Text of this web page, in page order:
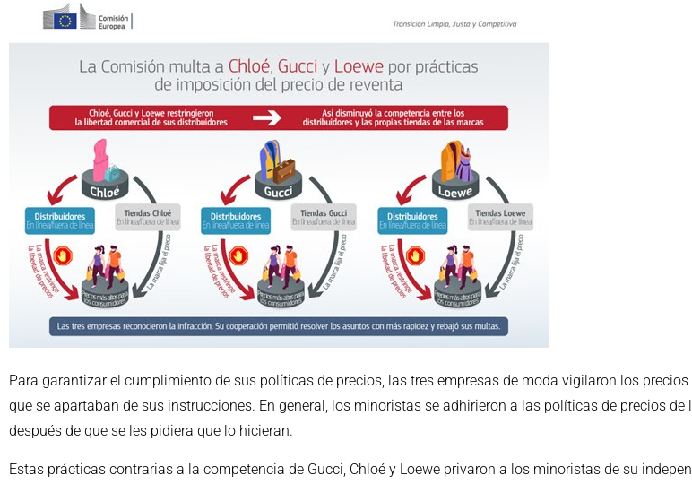
Para garantizar el cumplimiento de sus políticas de precios, las tres empresas de moda vigilaron los
que se apartaban de sus instrucciones. En general, los minoristas se adhirieron a las políticas de precios
después de que se les pidiera que lo hicieran.
Estas prácticas contrarias a la competencia de Gucci, Chloé y Loewe privaron a los minoristas de su